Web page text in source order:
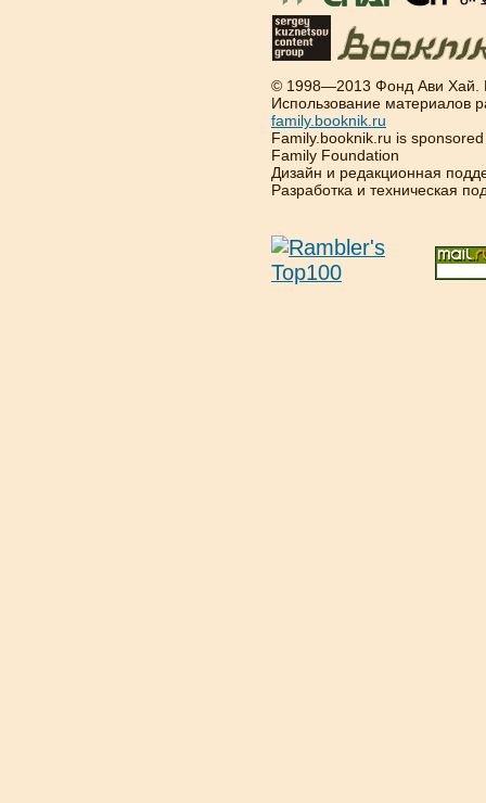
© 1998—2013 Фонд Ави Хай.
Использование материалов
family.booknik.ru
Family.booknik.ru is
Family Foundation
Дизайн и редакционная
Разработка и техническая